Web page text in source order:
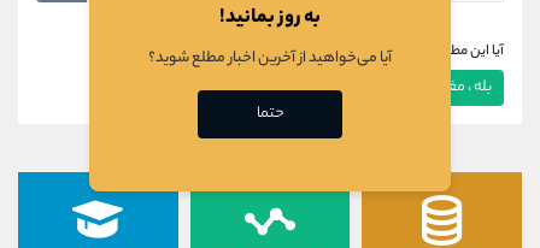
آیا این مطلب برای شما مفید بود؟
بله ، مفید بود خیر ، مفید نبود
به روز بمانید!
آیا می‌خواهید از آخرین اخبار مطلع شوید؟
حتما